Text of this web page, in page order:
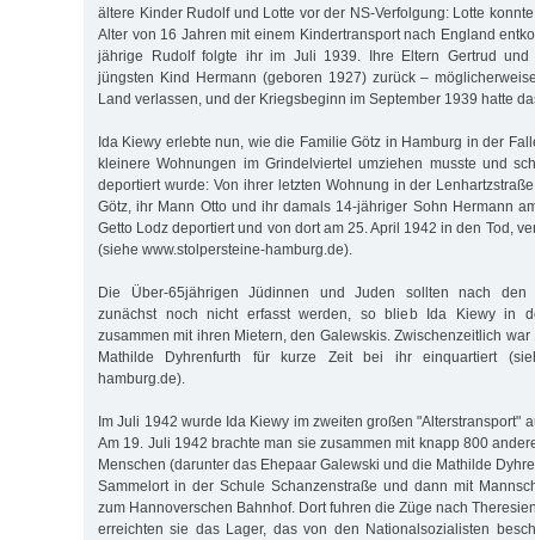
ältere Kinder Rudolf und Lotte vor der NS-Verfolgung: Lotte
Alter von 16 Jahren mit einem Kindertransport nach England
jährige Rudolf folgte ihr im Juli 1939. Ihre Eltern Gertrud
jüngsten Kind Hermann (geboren 1927) zurück –
Land verlassen, und der Kriegsbeginn im September 1939 hatte
Ida Kiewy erlebte nun, wie die Familie Götz in Hamburg in der
kleinere Wohnungen im Grindelviertel umziehen musste und
deportiert wurde: Von ihrer letzten Wohnung in der
Götz, ihr Mann Otto und ihr damals 14-jähriger Sohn Hermann
Getto Lodz deportiert und von dort am 25. April 1942 in den Tod,
(siehe www.stolpersteine-hamburg.de).
Die Über-65jährigen Jüdinnen und Juden sollten nach den
zunächst noch nicht erfasst werden, so blieb Ida Kiewy in
zusammen mit ihren Mietern, den Galewskis. Zwischenzeitlich
Mathilde Dyhrenfurth für kurze Zeit bei ihr einquartiert
hamburg.de).
Im Juli 1942 wurde Ida Kiewy im zweiten großen "Alterstransport"
Am 19. Juli 1942 brachte man sie zusammen mit knapp 800
Menschen (darunter das Ehepaar Galewski und die Mathilde
Sammelort in der Schule Schanzenstraße und dann mit
zum Hannoverschen Bahnhof. Dort fuhren die Züge nach
erreichten sie das Lager, das von den Nationalsozialisten